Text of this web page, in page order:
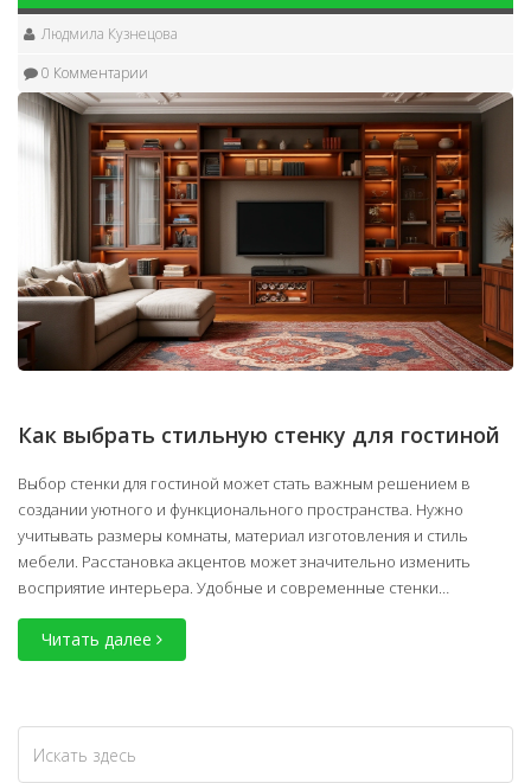
Людмила Кузнецова
0 Комментарии
Как выбрать стильную стенку для гостиной
Выбор стенки для гостиной может стать важным решением в
создании уютного и функционального пространства. Нужно
учитывать размеры комнаты, материал изготовления и стиль
мебели. Расстановка акцентов может значительно изменить
восприятие интерьера. Удобные и современные стенки
помогают максимально эффективно использовать пространство.
Читать далее